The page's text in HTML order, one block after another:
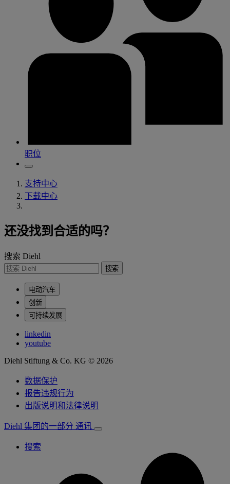
职位
支持中心
下载中心
还没找到合适的吗？
搜索 Diehl
搜索
电动汽车
创新
可持续发展
linkedin
youtube
Diehl Stiftung & Co. KG © 2026
数据保护
报告违规行为
出版说明和法律说明
Diehl 集团的一部分 通讯
搜索